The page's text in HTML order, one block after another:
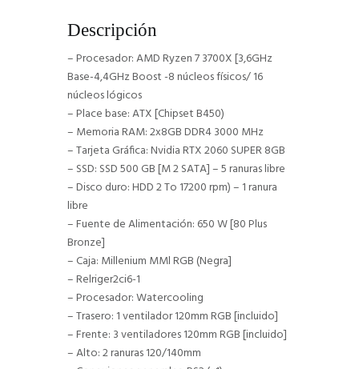
Descripción
– Procesador: AMD Ryzen 7 3700X [3,6GHz
Base-4,4GHz Boost -8 núcleos físicos/ 16
núcleos lógicos
– Place base: ATX [Chipset B450)
– Memoria RAM: 2x8GB DDR4 3000 MHz
– Tarjeta Gráfica: Nvidia RTX 2060 SUPER 8GB
– SSD: SSD 500 GB [M 2 SATA] – 5 ranuras libre
– Disco duro: HDD 2 To 17200 rpm) – 1 ranura
libre
– Fuente de Alimentación: 650 W [80 Plus
Bronze]
– Caja: Millenium MMl RGB (Negra]
– Relriger2ci6-1
– Procesador: Watercooling
– Trasero: 1 ventilador 120mm RGB [incluido]
– Frente: 3 ventiladores 120mm RGB [incluido]
– Alto: 2 ranuras 120/140mm